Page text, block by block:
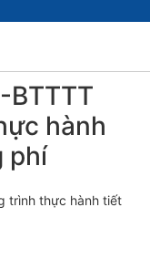
hành
phí
trình thực hành tiết